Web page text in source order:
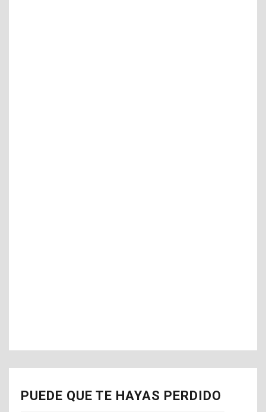
PUEDE QUE TE HAYAS PERDIDO